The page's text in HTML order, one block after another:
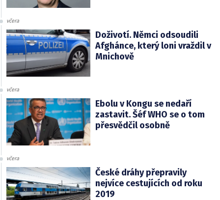
včera
Doživotí. Němci odsoudili
Afghánce, který loni vraždil v
Mnichově
včera
Ebolu v Kongu se nedaří
zastavit. Šéf WHO se o tom
přesvědčil osobně
včera
České dráhy přepravily
nejvíce cestujících od roku
2019